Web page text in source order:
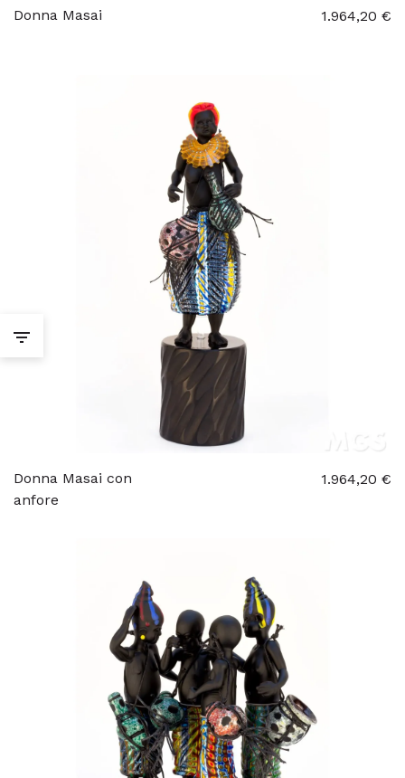
Donna Masai 1.964,20 €
Donna Masai con
anfore
1.964,20 €